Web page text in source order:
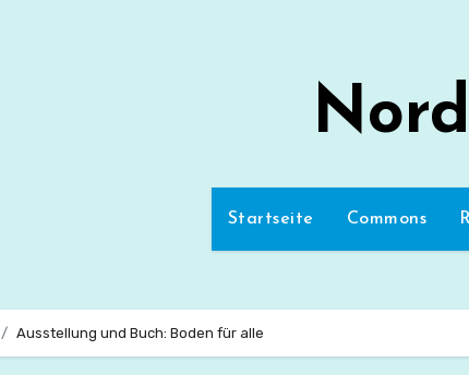
Startseite Commons
Ausstellung und Buch: Boden für alle